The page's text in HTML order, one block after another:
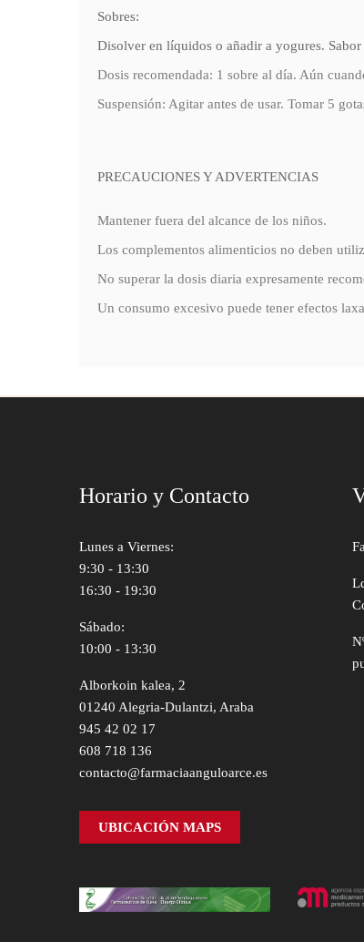
Sobres:
Disolver en líquidos o añadir a yogures.
Dosis recomendada: 1 sobre al día. Aún
Suspensión: Agitar antes de usar. Tomar 5
PRECAUCIONES Y ADVERTENCIAS
Mantener fuera del alcance de los niños.
Los complementos alimenticios no deben
No superar la dosis diaria expresamente
Un consumo excesivo puede tener efectos
Horario y Contacto
Lunes a Viernes:
9:30 - 13:30
16:30 - 19:30
Sábado:
10:00 - 13:30
Alborkoin kalea, 2
01240 Alegria-Dulantzi, Araba
945 42 02 17
608 718 136
contacto@farmaciaanguloarce.es
UBICACIÓN MAPS